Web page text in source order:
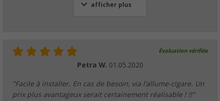
afficher plus
Évaluation vérifiée
Petra W. 01.05.2020
"Facile à installer. En cas de besoin, via l'allume-cigare. Un
prix plus avantageux serait certainement réalisable ! !!"